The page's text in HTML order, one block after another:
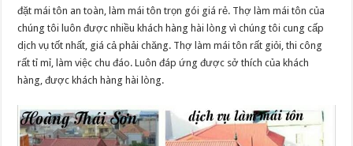
đặt mái tôn an toàn, làm mái tôn trọn gói giá rẻ. Thợ làm mái tôn của
chúng tôi luôn được nhiều khách hàng hài lòng vì chúng tôi cung cấp
dịch vụ tốt nhất, giá cả phải chăng. Thợ làm mái tôn rất giỏi, thi công
rất tỉ mỉ, làm việc chu đáo. Luôn đáp ứng được sở thích của khách
hàng, được khách hàng hài lòng.